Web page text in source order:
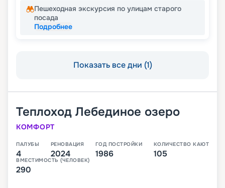
Пешеходная экскурсия по улицам старого
посада
Подробнее
Показать все дни (1)
Теплоход Лебединое озеро
КОМФОРТ
ПАЛУБЫ
4
РЕНОВАЦИЯ
2024
ГОД ПОСТРОЙКИ
1986
КОЛИЧЕСТВО КАЮТ
105
ВМЕСТИМОСТЬ (ЧЕЛОВЕК)
290